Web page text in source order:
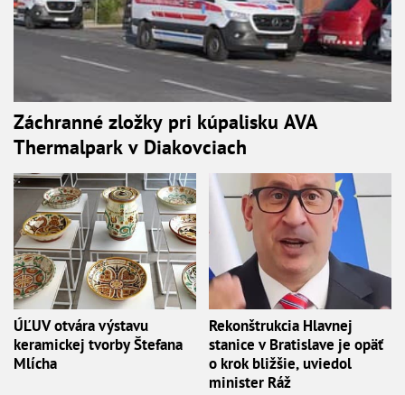
Záchranné zložky pri kúpalisku AVA
Thermalpark v Diakovciach
ÚĽUV otvára výstavu
keramickej tvorby Štefana
Mlícha
Rekonštrukcia Hlavnej
stanice v Bratislave je opäť
o krok bližšie, uviedol
minister Ráž